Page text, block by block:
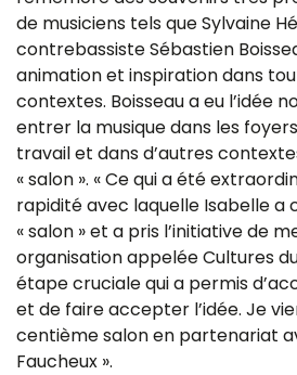
de musiciens tels que Sylvaine
contrebassiste Sébastien
animation et inspiration dans
contextes. Boisseau a eu l’idée
entrer la musique dans les
travail et dans d’autres
« salon ». « Ce qui a été
rapidité avec laquelle Isabelle a
« salon » et a pris l’initiative de
organisation appelée Cultures
étape cruciale qui a permis
et de faire accepter l’idée. Je
centième salon en partenariat
Faucheux ».